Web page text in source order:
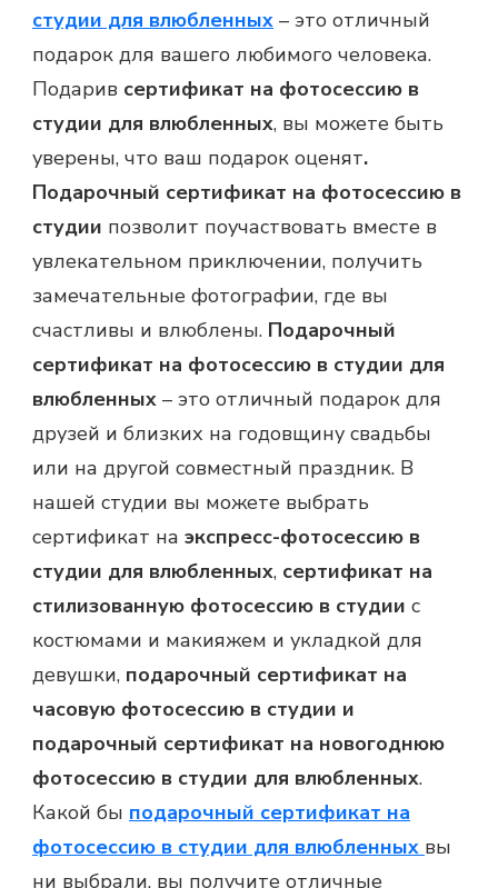
студии для влюбленных – это отличный
подарок для вашего любимого человека.
Подарив сертификат на фотосессию в
студии для влюбленных, вы можете быть
уверены, что ваш подарок оценят.
Подарочный сертификат на фотосессию в
студии позволит поучаствовать вместе в
увлекательном приключении, получить
замечательные фотографии, где вы
счастливы и влюблены. Подарочный
сертификат на фотосессию в студии для
влюбленных – это отличный подарок для
друзей и близких на годовщину свадьбы
или на другой совместный праздник. В
нашей студии вы можете выбрать
сертификат на экспресс-фотосессию в
студии для влюбленных, сертификат на
стилизованную фотосессию в студии с
костюмами и макияжем и укладкой для
девушки, подарочный сертификат на
часовую фотосессию в студии и
подарочный сертификат на новогоднюю
фотосессию в студии для влюбленных.
Какой бы подарочный сертификат на
фотосессию в студии для влюбленных вы
ни выбрали, вы получите отличные